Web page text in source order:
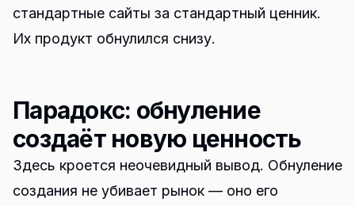
стандартные сайты за стандартный ценник.
Их продукт обнулился снизу.
Парадокс: обнуление
создаёт новую ценность
Здесь кроется неочевидный вывод. Обнуление
создания не убивает рынок — оно его